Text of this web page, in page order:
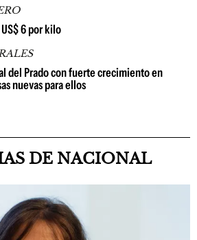
6 por kilo
del Prado con fuerte crecimiento en
nuevas para ellos
DE NACIONAL